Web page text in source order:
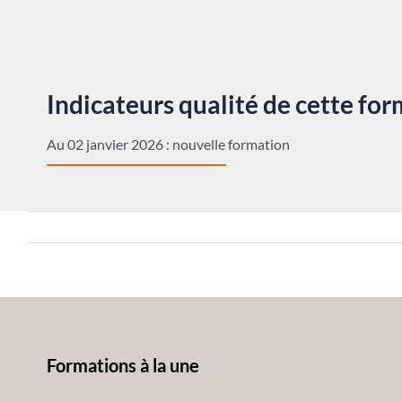
Indicateurs qualité de cette
Au 02 janvier 2026 : nouvelle formation
Formations à la une